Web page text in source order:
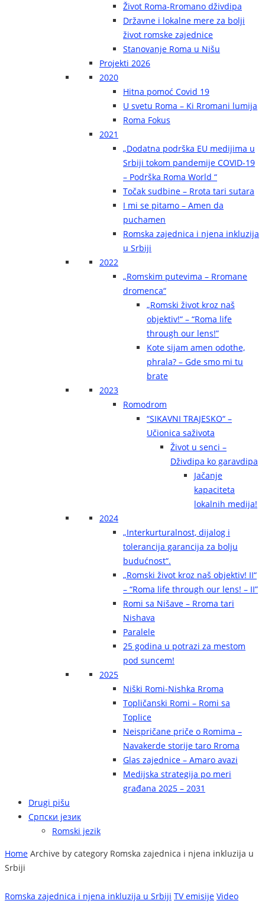
Život Roma-Rromano dživdipa
Državne i lokalne mere za bolji
život romske zajednice
Stanovanje Roma u Nišu
Projekti 2026
2020
Hitna pomoć Covid 19
U svetu Roma – Ki Rromani lumija
Roma Fokus
2021
„Dodatna podrška EU medijima u
Srbiji tokom pandemije COVID-19
– Podrška Roma World “
Točak sudbine – Rrota tari sutara
I mi se pitamo – Amen da
puchamen
Romska zajednica i njena inkluzija
u Srbiji
2022
„Romskim putevima – Rromane
dromenca“
„Romski život kroz naš
objektiv!“ – “Roma life
through our lens!”
Kote sijam amen odothe,
phrala? – Gde smo mi tu
brate
2023
Romodrom
“SIKAVNI TRAJESKO“ –
Učionica saživota
Život u senci –
Dživdipa ko garavdipa
Jačanje
kapaciteta
lokalnih medija!
2024
„Interkurturalnost, dijalog i
tolerancija garancija za bolju
budućnost“.
„Romski život kroz naš objektiv! II“
– “Roma life through our lens! – II”
Romi sa Nišave – Rroma tari
Nishava
Paralele
25 godina u potrazi za mestom
pod suncem!
2025
Niški Romi-Nishka Rroma
Topličanski Romi – Romi sa
Toplice
Neispričane priče o Romima –
Navakerde storije taro Rroma
Glas zajednice – Amaro avazi
Medijska strategija po meri
građana 2025 – 2031
Drugi pišu
Српски језик
Romski jezik
Home Archive by category Romska zajednica i njena inkluzija u
Srbiji
Romska zajednica i njena inkluzija u Srbiji TV emisije Video